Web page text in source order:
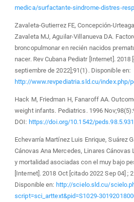
medica/surfactante-sindrome-distres-
Zavaleta-Gutierrez FE, Concepción-
Zavaleta MJ, Aguilar-Villanueva DA.
broncopulmonar en recién nacidos
nacer. Rev Cubana Pediatr [Internet]. 2018
septiembre de 2022];91(1). Disponible en:
http://www.revpediatria.sld.cu/
Hack M, Friedman H, Fanaroff AA.
weight infants. Pediatrics. 1996
DOI: https://doi.org/10.1542/peds.98.5.931
Echevarría Martínez Luis Enrique, Suárez
Cánovas Ana Mercedes, Linares Cánovas
y mortalidad asociadas con el muy bajo
[Internet]. 2018 Oct [citado 2022 Sep 04] ;
Disponible en: http://scielo.sld.cu/
script=sci_arttext&pid=S1029-